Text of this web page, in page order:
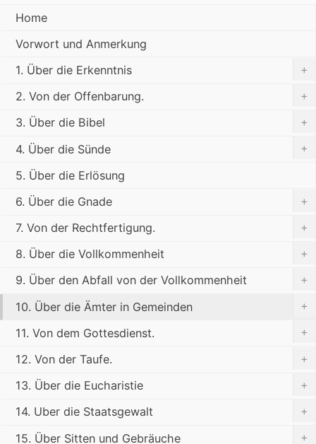
Home
Vorwort und Anmerkung
1. Über die Erkenntnis
+
2. Von der Offenbarung.
+
3. Über die Bibel
+
4. Über die Sünde
+
5. Über die Erlösung
6. Über die Gnade
+
7. Von der Rechtfertigung.
+
8. Über die Vollkommenheit
+
9. Über den Abfall von der Vollkommenheit
+
10. Über die Ämter in Gemeinden
+
11. Von dem Gottesdienst.
+
12. Von der Taufe.
+
13. Über die Eucharistie
+
14. Uber die Staatsgewalt
+
15. Über Sitten und Gebräuche
+